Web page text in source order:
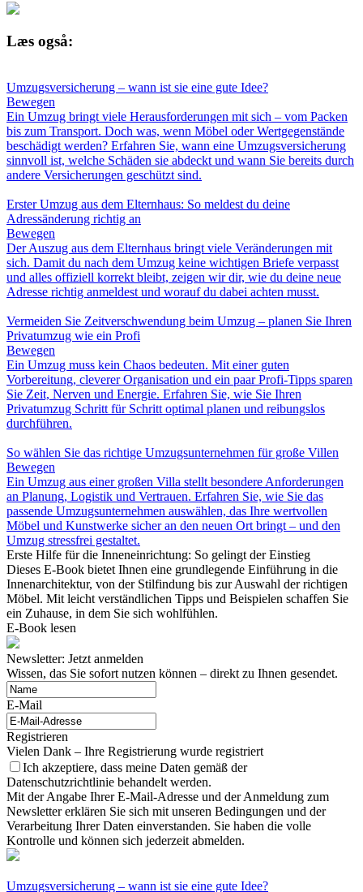
Læs også:
Umzugsversicherung – wann ist sie eine gute Idee?
Bewegen
Ein Umzug bringt viele Herausforderungen mit sich – vom Packen
bis zum Transport. Doch was, wenn Möbel oder Wertgegenstände
beschädigt werden? Erfahren Sie, wann eine Umzugsversicherung
sinnvoll ist, welche Schäden sie abdeckt und wann Sie bereits durch
andere Versicherungen geschützt sind.
Erster Umzug aus dem Elternhaus: So meldest du deine
Adressänderung richtig an
Bewegen
Der Auszug aus dem Elternhaus bringt viele Veränderungen mit
sich. Damit du nach dem Umzug keine wichtigen Briefe verpasst
und alles offiziell korrekt bleibt, zeigen wir dir, wie du deine neue
Adresse richtig anmeldest und worauf du dabei achten musst.
Vermeiden Sie Zeitverschwendung beim Umzug – planen Sie Ihren
Privatumzug wie ein Profi
Bewegen
Ein Umzug muss kein Chaos bedeuten. Mit einer guten
Vorbereitung, cleverer Organisation und ein paar Profi-Tipps sparen
Sie Zeit, Nerven und Energie. Erfahren Sie, wie Sie Ihren
Privatumzug Schritt für Schritt optimal planen und reibungslos
durchführen.
So wählen Sie das richtige Umzugsunternehmen für große Villen
Bewegen
Ein Umzug aus einer großen Villa stellt besondere Anforderungen
an Planung, Logistik und Vertrauen. Erfahren Sie, wie Sie das
passende Umzugsunternehmen auswählen, das Ihre wertvollen
Möbel und Kunstwerke sicher an den neuen Ort bringt – und den
Umzug stressfrei gestaltet.
Erste Hilfe für die Inneneinrichtung: So gelingt der Einstieg
Dieses E-Book bietet Ihnen eine grundlegende Einführung in die
Innenarchitektur, von der Stilfindung bis zur Auswahl der richtigen
Möbel. Mit leicht verständlichen Tipps und Beispielen schaffen Sie
ein Zuhause, in dem Sie sich wohlfühlen.
E-Book lesen
Newsletter: Jetzt anmelden
Wissen, das Sie sofort nutzen können – direkt zu Ihnen gesendet.
E-Mail
Registrieren
Vielen Dank – Ihre Registrierung wurde registriert
Ich akzeptiere, dass meine Daten gemäß der
Datenschutzrichtlinie behandelt werden.
Mit der Angabe Ihrer E-Mail-Adresse und der Anmeldung zum
Newsletter erklären Sie sich mit unseren Bedingungen und der
Verarbeitung Ihrer Daten einverstanden. Sie haben die volle
Kontrolle und können sich jederzeit abmelden.
Umzugsversicherung – wann ist sie eine gute Idee?